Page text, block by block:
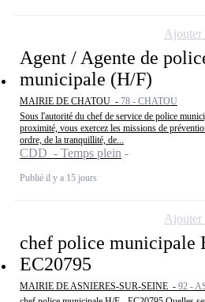
Agent / Agente de
municipale (H/F)
MAIRIE DE CHATOU - 78 - CHATOU
Sous l'autorité du chef de service de police
proximité, vous exercez les missions de
ordre, de la tranquillité, de...
CDD - Temps plein
Publié il y a 15 jours
Ajouter
chef police municipale
EC20795
MAIRIE DE ASNIERES-SUR-SEINE - 92 -
Ajouter